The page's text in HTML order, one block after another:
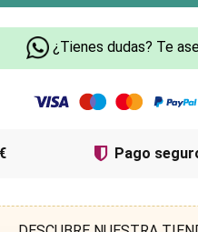
¿Tienes dudas? Te
Pago